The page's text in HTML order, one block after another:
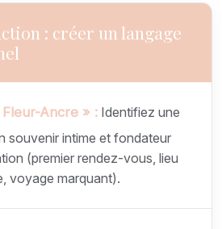
: créer un langage
Fleur-Ancre » : Identifiez une
souvenir intime et fondateur
(premier rendez-vous, lieu
voyage marquant).